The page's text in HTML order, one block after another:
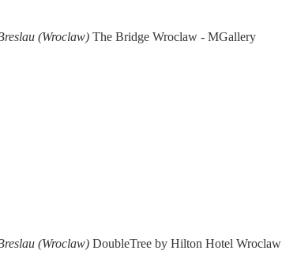
(Wroclaw) The Bridge Wroclaw - MGallery
(Wroclaw) DoubleTree by Hilton Hotel Wroclaw